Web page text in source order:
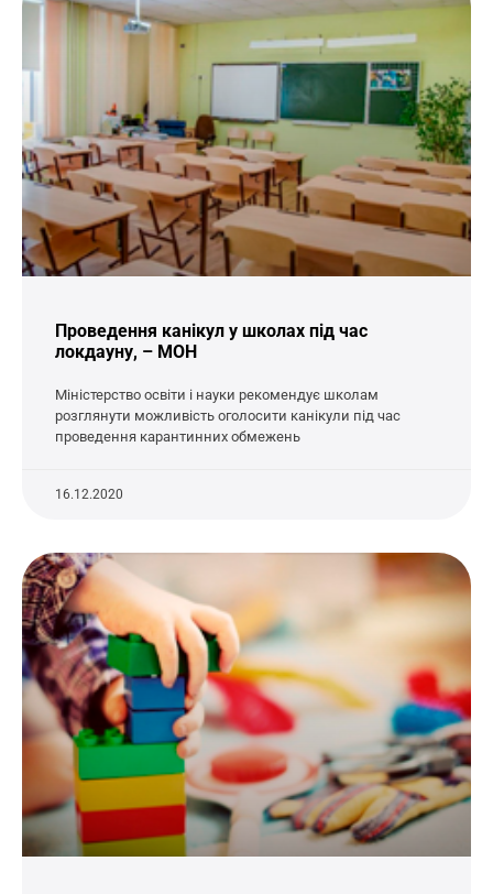
Проведення канікул у школах під час
локдауну, – МОН
Міністерство освіти і науки рекомендує школам
розглянути можливість оголосити канікули під час
проведення карантинних обмежень
16.12.2020